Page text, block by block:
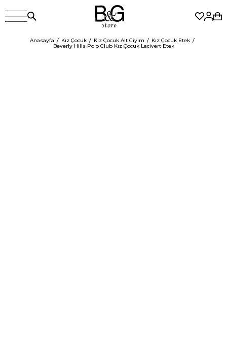
Anasayfa Kız Çocuk Kız Çocuk Alt Giyim
Kız Çocuk Etek
Beverly Hills Polo Club Kız Çocuk Lacivert Etek